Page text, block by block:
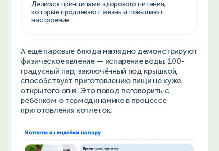
Делимся принципами здорового питания,
которые продлевают жизнь и повышают
настроение.
А ещё паровые блюда наглядно демонстрируют
физическое явление — испарение воды: 100-
градусный пар, заключённый под крышкой,
способствует приготовлению пищи не хуже
открытого огня. Это повод поговорить с
ребёнком о термодинамике в процессе
приготовления котлеток.